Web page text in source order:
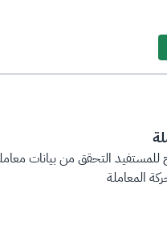
للمستفيد التحقق من بيانات
المعاملة